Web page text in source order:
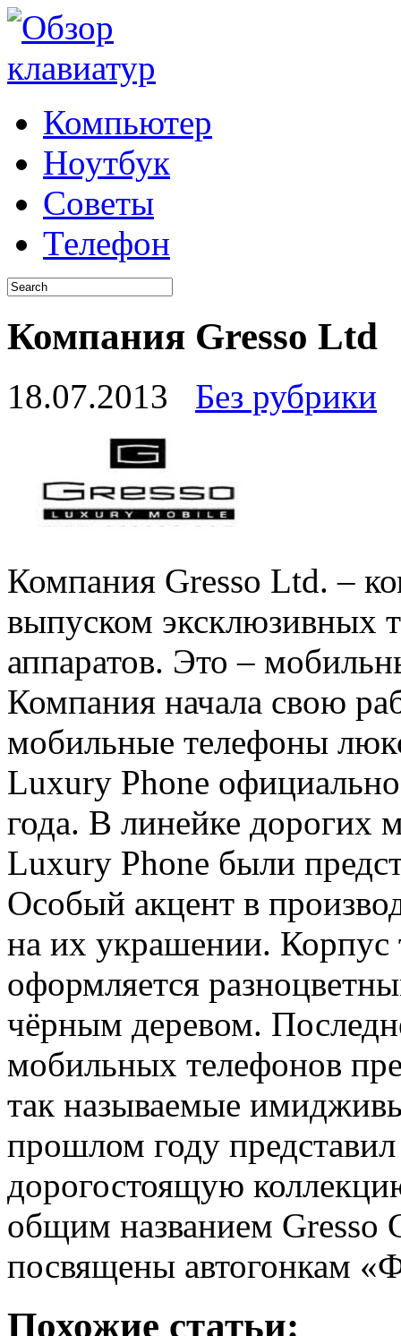
Компьютер
Ноутбук
Советы
Телефон
Компания Gresso Ltd
18.07.2013 Без рубрики
Компания Gresso Ltd. –
выпуском эксклюзивных
аппаратов. Это –
Компания начала свою
мобильные телефоны
Luxury Phone
года. В линейке дорогих
Luxury Phone были
Особый акцент в
на их украшении. Корпус
оформляется
чёрным деревом.
мобильных телефонов
так называемые
прошлом году
дорогостоящую
общим названием Gresso
посвящены автогонкам
Похожие статьи: